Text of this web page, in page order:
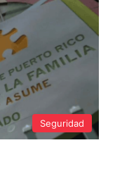
Seguridad